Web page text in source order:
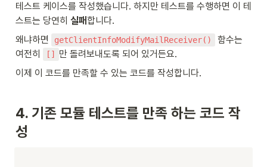
테스트 케이스를 작성했습니다. 하지만 테스트를 수행하면 이 테
스트는 당연히 실패합니다.
왜냐하면
getClientInfoModifyMailReceiver()
함수는
여전히
[]
만 돌려보내도록 되어 있거든요.
이제 이 코드를 만족할 수 있는 코드를 작성합니다.
4. 기존 모듈 테스트를 만족 하는 코드 작
성